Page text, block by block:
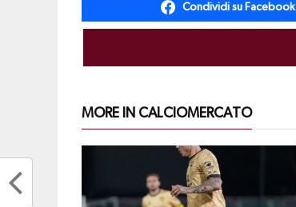
Condividi su Facebook
MORE IN CALCIOMERCATO